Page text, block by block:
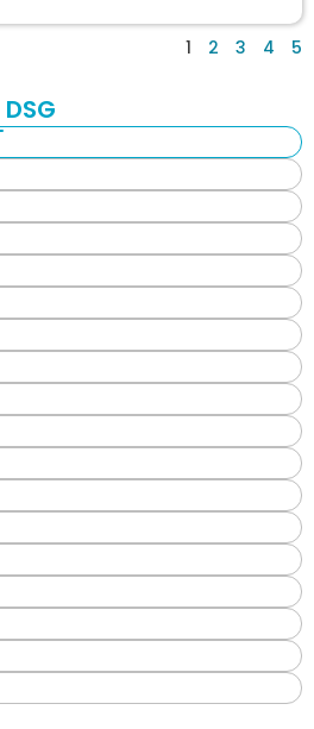
1 2 3 4 5
DSG